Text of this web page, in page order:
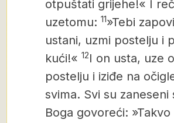
otpuštati grijehe!« I
uzetomu: 11»Tebi
ustani, uzmi postelju i
kući!« 12I on usta, uze
postelju i iziđe na
svima. Svi su zaneseni
Boga govoreći: